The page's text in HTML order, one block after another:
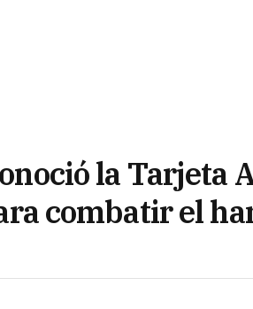
la Tarjeta
combatir el